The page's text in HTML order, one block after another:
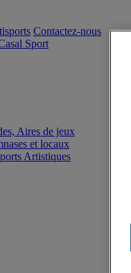
Contactez-nous
Aires de jeux
et locaux
Artistiques